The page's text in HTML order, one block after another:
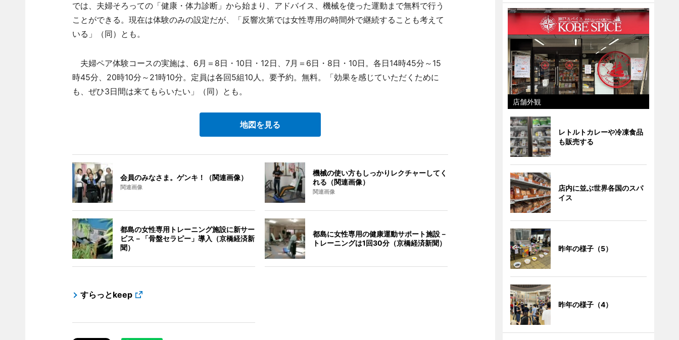
では、夫婦そろっての「健康・体力診断」から始まり、アドバイス、機械を使った運動まで無料で行う
ことができる。現在は体験のみの設定だが、「反響次第では女性専用の時間外で継続することも考えて
いる」（同）とも。
夫婦ペア体験コースの実施は、6月＝8日・10日・12日、7月＝6日・8日・10日。各日14時45分～15
時45分、20時10分～21時10分。定員は各回5組10人。要予約。無料。「効果を感じていただくために
も、ぜひ3日間は来てもらいたい」（同）とも。
地図を見る
会員のみなさま。ゲンキ！（関連画像）
関連画像
機械の使い方もしっかりレクチャーしてく
れる（関連画像）
関連画像
都島の女性専用トレーニング施設に新サー
ビス－「骨盤セラピー」導入（京橋経済新
聞）
都島に女性専用の健康運動サポート施設－
トレーニングは1回30分（京橋経済新聞）
すらっとkeep
店舗外観
レトルトカレーや冷凍食品
も販売する
店内に並ぶ世界各国のスパ
イス
昨年の様子（5）
昨年の様子（4）